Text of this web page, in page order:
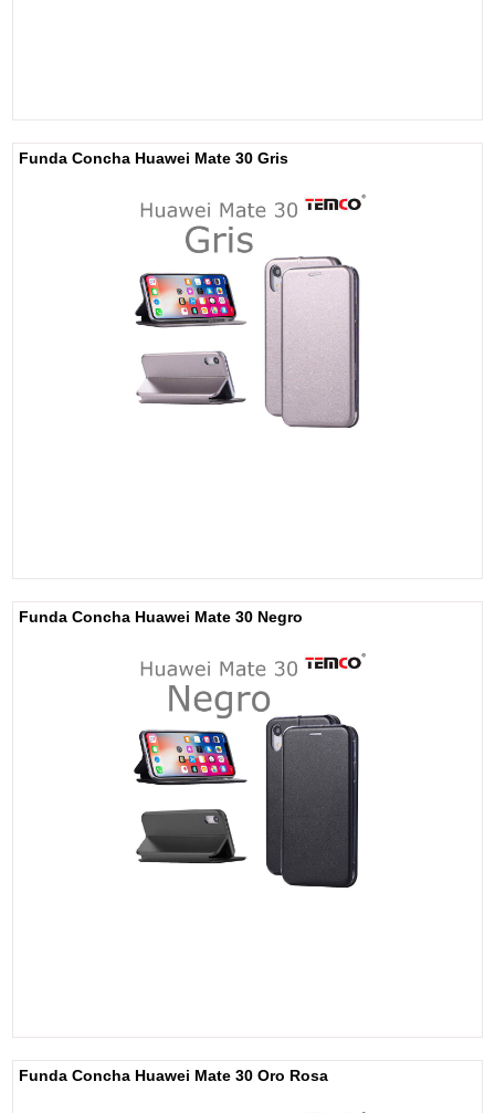
Funda Concha Huawei Mate 30 Gris
Funda Concha Huawei Mate 30 Negro
Funda Concha Huawei Mate 30 Oro Rosa